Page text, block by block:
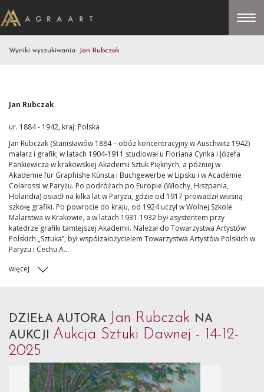
Wyniki wyszukiwania: Jan Rubczak
Jan Rubczak
ur. 1884 - 1942, kraj: Polska
Jan Rubczak (Stanisławów 1884 – obóz koncentracyjny w Auschwitz 1942)
malarz i grafik; w latach 1904-1911 studiował u Floriana Cynka i Józefa
Pankiewicza w krakowskiej Akademii Sztuk Pięknych, a później w
Akademie für Graphishe Künsta i Buchgewerbe w Lipsku i w Académie
Colarossi w Paryżu. Po podróżach po Europie (Włochy, Hiszpania,
Holandia) osiadł na kilka lat w Paryżu, gdzie od 1917 prowadził własną
szkołę grafiki. Po powrocie do kraju, od 1924 uczył w Wolnej Szkole
Malarstwa w Krakowie, a w latach 1931-1932 był asystentem przy
katedrze grafiki tamtejszej Akademii. Należał do Towarzystwa Artystów
Polskich „Sztuka”, był współzałożycielem Towarzystwa Artystów Polskich w
Paryżu i Cechu A...
więcej
DZIEŁA AUTORA Jan Rubczak NA
AUKCJI Aukcja Sztuki Dawnej - 14-12-
2025